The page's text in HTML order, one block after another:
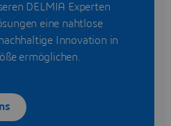
DELMIA Experten
eine nahtlose
Innovation in
ermöglichen.